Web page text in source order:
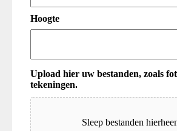
Hoogte
Upload hier uw bestanden, zoals
tekeningen.
Upload
Sleep bestanden